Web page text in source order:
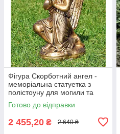
Фігура Скорботний ангел -
меморіальна статуетка з
полістоуну для могили та
пам'ятника, бронзовий колір,
50×25×30 см
Готово до відправки
2 455,20 ₴ 2 640 ₴